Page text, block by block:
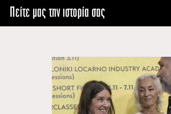
Πείτε μας την ιστορία σας